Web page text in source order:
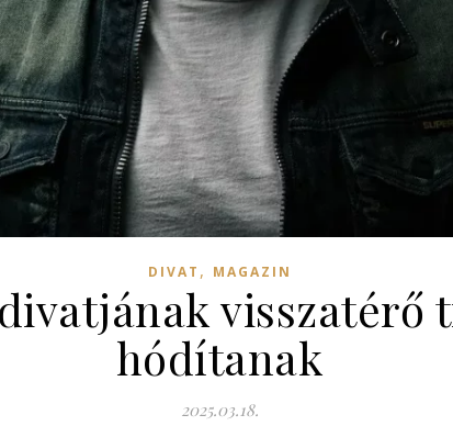
DIVAT , MAGAZIN
visszatérő
hódítanak
2025.03.18.